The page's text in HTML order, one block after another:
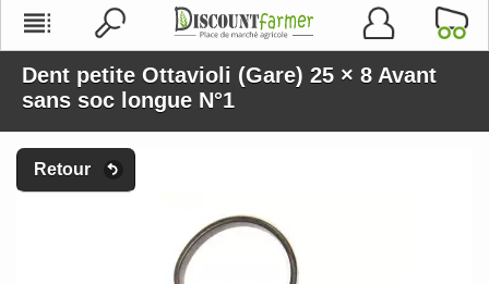
Dent petite Ottavioli (Gare) 25 × 8 Avant
sans soc longue N°1
Retour